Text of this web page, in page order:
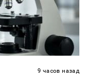
9 часов назад